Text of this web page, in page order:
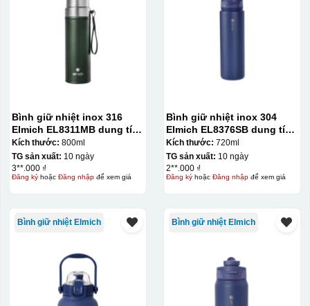
Bình giữ nhiệt inox 316
Elmich EL8311MB dung tích
800ml
Kích thước: 800ml
TG sản xuất: 10 ngày
3**.000 ₫
Đăng kýhoặc Đăng nhậpđể xem giá
Bình giữ nhiệt inox 304
Elmich EL8376SB dung tích
720ml
Kích thước: 720ml
TG sản xuất: 10 ngày
2**.000 ₫
Đăng kýhoặc Đăng nhậpđể xem giá
Bình giữ nhiệt Elmich Bình giữ nhiệt Elmich